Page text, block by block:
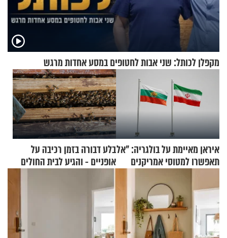
מקפלן לכותל: שני אבות לחטופים במסע אחדות מרגש
איראן מאיימת על בולגריה: "אל
תאפשרו למטוסי אמריקנים
בלע דבורה בזמן רכיבה על
אופניים - והגיע לבית החולים